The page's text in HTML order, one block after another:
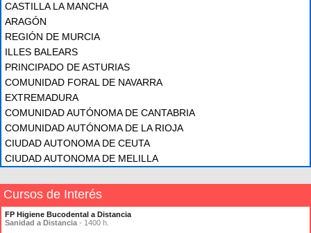
CASTILLA LA MANCHA
ARAGÓN
REGIÓN DE MURCIA
ILLES BALEARS
PRINCIPADO DE ASTURIAS
COMUNIDAD FORAL DE NAVARRA
EXTREMADURA
COMUNIDAD AUTÓNOMA DE CANTABRIA
COMUNIDAD AUTÓNOMA DE LA RIOJA
CIUDAD AUTONOMA DE CEUTA
CIUDAD AUTONOMA DE MELILLA
Cursos de Interés
FP Higiene Bucodental a Distancia
Sanidad a Distancia - 1400 h.